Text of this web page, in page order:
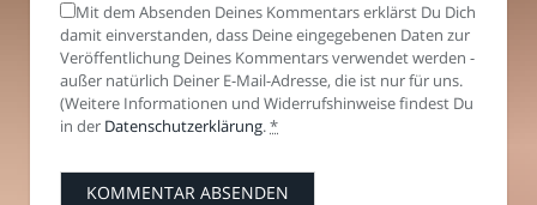
Mit dem Absenden Deines Kommentars erklärst Du Dich
damit einverstanden, dass Deine eingegebenen Daten zur
Veröffentlichung Deines Kommentars verwendet werden -
außer natürlich Deiner E-Mail-Adresse, die ist nur für uns.
(Weitere Informationen und Widerrufshinweise findest Du
in der Datenschutzerklärung.*